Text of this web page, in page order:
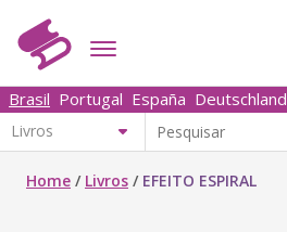
Brasil Portugal España Deutschland
Home / Livros / EFEITO ESPIRAL